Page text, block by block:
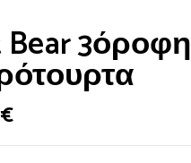
3όροφη
€